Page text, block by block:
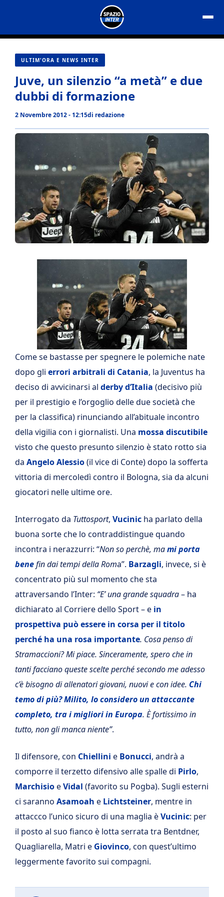
contenuto
ULTIM'ORA E NEWS INTER
Juve, un silenzio “a metà” e due
dubbi di formazione
2 Novembre 2012 - 12:15di redazione
Come se bastasse per spegnere le polemiche nate
dopo gli errori arbitrali di Catania, la Juventus ha
deciso di avvicinarsi al derby d’Italia (decisivo più
per il prestigio e l’orgoglio delle due società che
per la classifica) rinunciando all’abituale incontro
della vigilia con i giornalisti. Una mossa discutibile
visto che questo presunto silenzio è stato rotto sia
da Angelo Alessio(il vice di Conte) dopo la sofferta
vittoria di mercoledì contro il Bologna, sia da alcuni
giocatori nelle ultime ore.
Interrogato da Tuttosport, Vucinic ha parlato della
buona sorte che lo contraddistingue quando
incontra i nerazzurri: “Non so perchè, mami porta
benefin dai tempi della Roma”. Barzagli, invece, si è
concentrato più sul momento che sta
attraversando l’Inter: “E’ una grande squadra– ha
dichiarato al Corriere dello Sport – e in
prospettiva può essere in corsa per il titolo
perché ha una rosa importante. Cosa penso di
Stramaccioni? Mi piace. Sinceramente, spero che in
tanti facciano queste scelte perché secondo me adesso
c’è bisogno di allenatori giovani, nuovi e con idee. Chi
temo di più? Milito, lo considero un attaccante
completo, tra i migliori in Europa. È fortissimo in
tutto, non gli manca niente”.
Il difensore, con Chiellini e Bonucci, andrà a
comporre il terzetto difensivo alle spalle di Pirlo,
MarchisioeVidal (favorito su Pogba). Sugli esterni
ci saranno Asamoah e Lichtsteiner, mentre in
attaccco l’unico sicuro di una maglia èVucinic: per
il posto al suo fianco è lotta serrata tra Bentdner,
Quagliarella, Matri e Giovinco, con quest’ultimo
leggermente favorito sui compagni.